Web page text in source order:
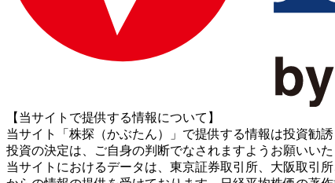
【当サイトで提供する情報について】
当サイト「株探（かぶたん）」で提供する情報は投資勧
投資の決定は、ご自身の判断でなされますようお願いいた
当サイトにおけるデータは、東京証券取引所、大阪取引所